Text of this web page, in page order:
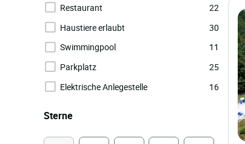
Restaurant
22
Haustiere erlaubt
30
Swimmingpool
11
Parkplatz
25
Elektrische Anlegestelle
16
Sterne